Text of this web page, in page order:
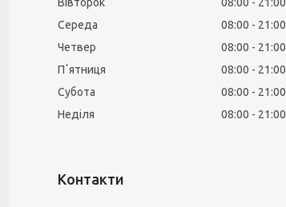
Середа
08:00
21:00
Четвер
08:00
21:00
Пʼятниця
08:00
21:00
Субота
08:00
21:00
Неділя
08:00 21:00